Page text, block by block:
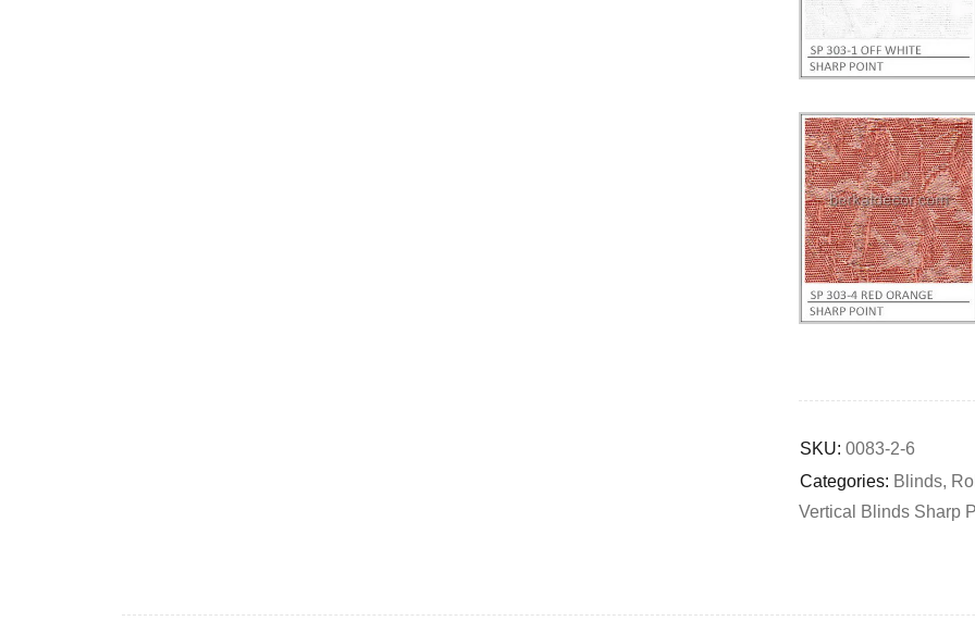
Deals ends in:
SKU: 0083-2-6
Categories: Blinds,
Vertical Blinds Sharp